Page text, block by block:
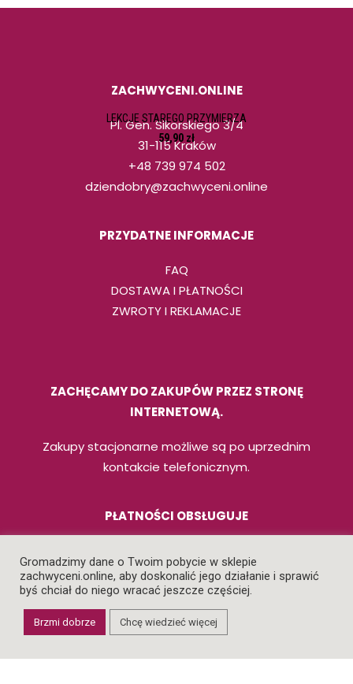
DODAJ DO KOSZYKA
LEKCJE STAREGO PRZYMIERZA
59,90 zł
ZACHWYCENI.ONLINE
Pl. Gen. Sikorskiego 3/4
31-115 Kraków
+48 739 974 502
dziendobry@zachwyceni.online
PRZYDATNE INFORMACJE
FAQ
DOSTAWA I PŁATNOŚCI
ZWROTY I REKLAMACJE
ZACHĘCAMY DO ZAKUPÓW PRZEZ STRONĘ
INTERNETOWĄ.
Zakupy stacjonarne możliwe są po uprzednim
kontakcie telefonicznym.
PŁATNOŚCI OBSŁUGUJE
NASZE ZASADY
REGULAMIN
POLITYKA PRYWATNOŚCI
Gromadzimy dane o Twoim pobycie w sklepie
zachwyceni.online, aby doskonalić jego działanie i sprawić
byś chciał do niego wracać jeszcze częściej.
Brzmi dobrze Chcę wiedzieć więcej